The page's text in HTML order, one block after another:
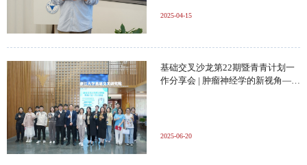
2025-04-15
基础交叉沙龙第22期暨青青计划一
作分享会 | 肿瘤神经学的新视角——
2025-06-20